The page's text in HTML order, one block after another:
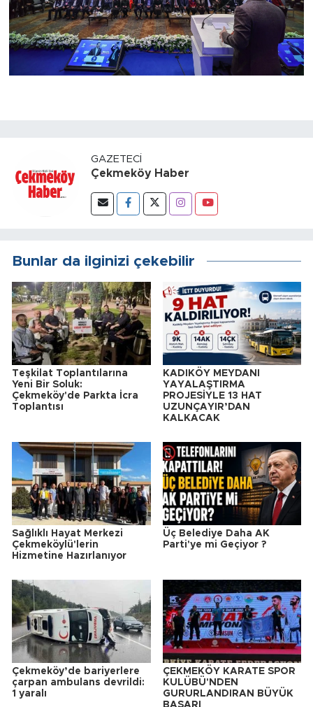
GAZETECI
Çekmeköy Haber
Bunlar da ilginizi çekebilir
Teşkilat Toplantılarına
Yeni Bir Soluk:
Çekmeköy'de Parkta İcra
Toplantısı
KADIKÖY MEYDANI
YAYALAŞTIRMA
PROJESİYLE 13 HAT
UZUNÇAYIR’DAN
KALKACAK
Sağlıklı Hayat Merkezi
Çekmeköylü'lerin
Hizmetine Hazırlanıyor
Üç Belediye Daha AK
Parti'ye mi Geçiyor ?
Çekmeköy’de bariyerlere
çarpan ambulans devrildi:
1 yaralı
ÇEKMEKÖY KARATE SPOR
KULÜBÜ'NDEN
GURURLANDIRAN BÜYÜK
BAŞARI